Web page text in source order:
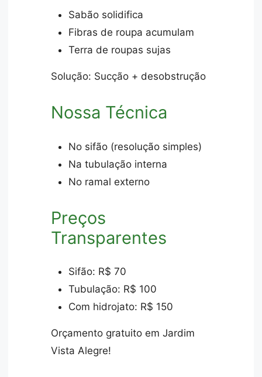
Sabão solidifica
Fibras de roupa acumulam
Terra de roupas sujas
Solução: Sucção + desobstrução
Nossa Técnica
No sifão (resolução simples)
Na tubulação interna
No ramal externo
Preços
Transparentes
Sifão: R$ 70
Tubulação: R$ 100
Com hidrojato: R$ 150
Orçamento gratuito em Jardim
Vista Alegre!